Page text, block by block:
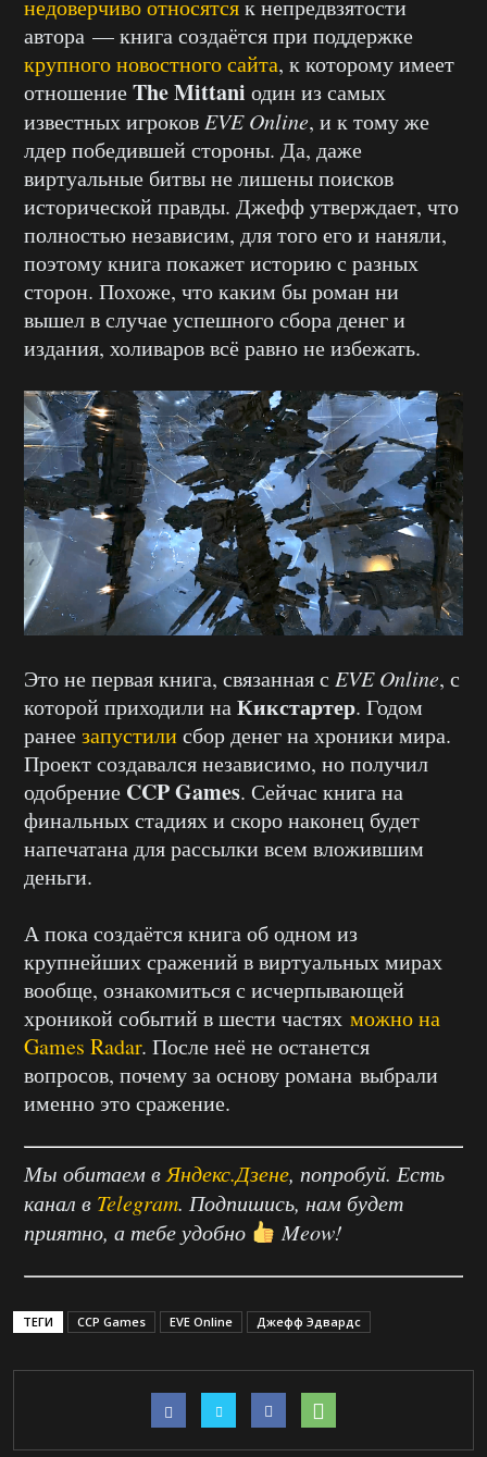
недоверчиво относятсяк непредвзятости
автора — книга создаётся при поддержке
крупного новостного сайта, к которому имеет
отношениеThe Mittani один из самых
известных игроковEVE Online, и к тому же
лдер победившей стороны. Да, даже
виртуальные битвы не лишены поисков
исторической правды. Джефф утверждает, что
полностью независим, для того его и наняли,
поэтому книга покажет историю с разных
сторон. Похоже, что каким бы роман ни
вышел в случае успешного сбора денег и
издания, холиваров всё равно не избежать.
Это не первая книга, связанная с EVE Online, с
которой приходили наКикстартер. Годом
ранеезапустилисбор денег на хроники мира.
Проект создавался независимо, но получил
одобрение CCP Games. Сейчас книга на
финальных стадиях и скоро наконец будет
напечатана для рассылки всем вложившим
деньги.
А пока создаётся книга об одном из
крупнейших сражений в виртуальных мирах
вообще, ознакомиться с исчерпывающей
хроникой событий в шести частях можно на
Games Radar. После неё не останется
вопросов, почему за основу романа выбрали
именно это сражение.
Мы обитаем в Яндекс.Дзене, попробуй. Есть
канал в Telegram. Подпишись, нам будет
приятно, а тебе удобно
Meow!
ТЕГИ CCP Games EVE Online Джефф Эдвардс